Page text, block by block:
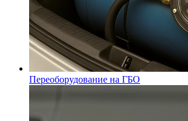
Переоборудование на ГБО